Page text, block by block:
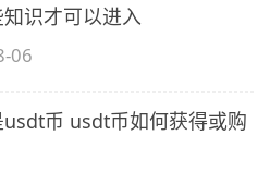
识才可以进入
06
usdt币 usdt币如何获得或购